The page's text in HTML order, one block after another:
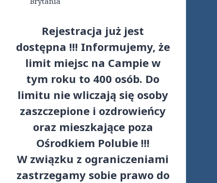
Rejestracja już jest
dostępna !!! Informujemy, że
limit miejsc na Campie w
tym roku to 400 osób. Do
limitu nie wliczają się osoby
zaszczepione i ozdrowieńcy
oraz mieszkające poza
Ośrodkiem Polubie !!!
W związku z ograniczeniami
zastrzegamy sobie prawo do